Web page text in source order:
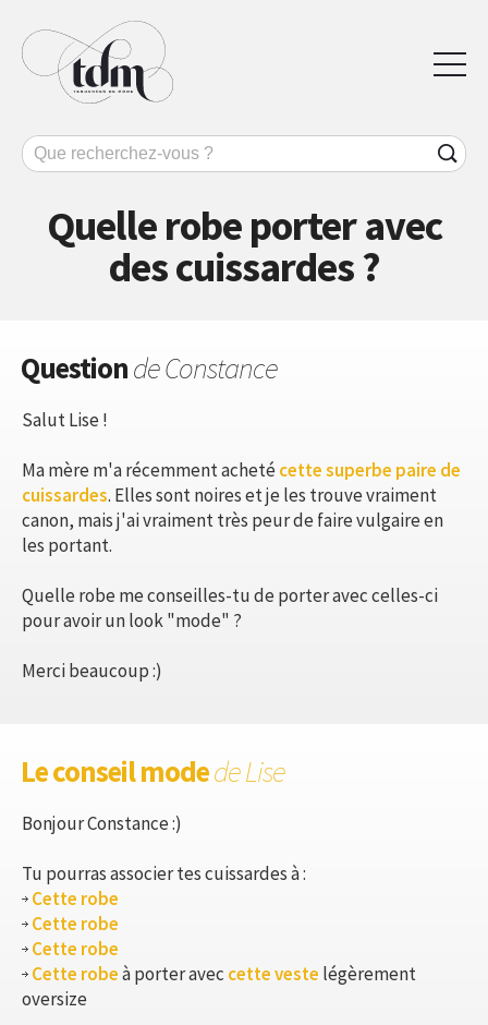
Quelle robe porter avec
des cuissardes ?
Questionde Constance
Salut Lise !
Ma mère m'a récemment achetécette superbe paire de
cuissardes. Elles sont noires et je les trouve vraiment
canon, mais j'ai vraiment très peur de faire vulgaire en
les portant.
Quelle robe me conseilles-tu de porter avec celles-ci
pour avoir un look "mode" ?
Merci beaucoup :)
Le conseil modede Lise
Bonjour Constance :)
Tu pourras associer tes cuissardes à :
Cette robe
Cette robe
Cette robe
Cette robeà porter avec cette veste légèrement
oversize